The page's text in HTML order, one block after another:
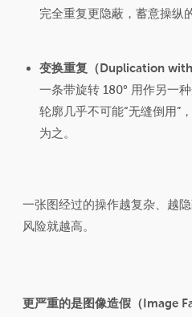
完全重复更隐蔽，蓄意操纵
变换重复（Duplication
一条带旋转 180° 用作另一
轮廓几乎不可能“无缝倒用”
为之。
一张图经过的操作越复杂、越
风险就越高。
更严重的是图像造假（Image